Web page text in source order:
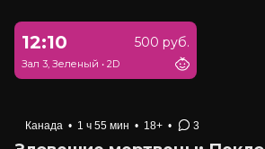
12:10 500 руб.
Зал 3, Зеленый • 2D
Канада • 1 ч 55 мин • 18+ • 3